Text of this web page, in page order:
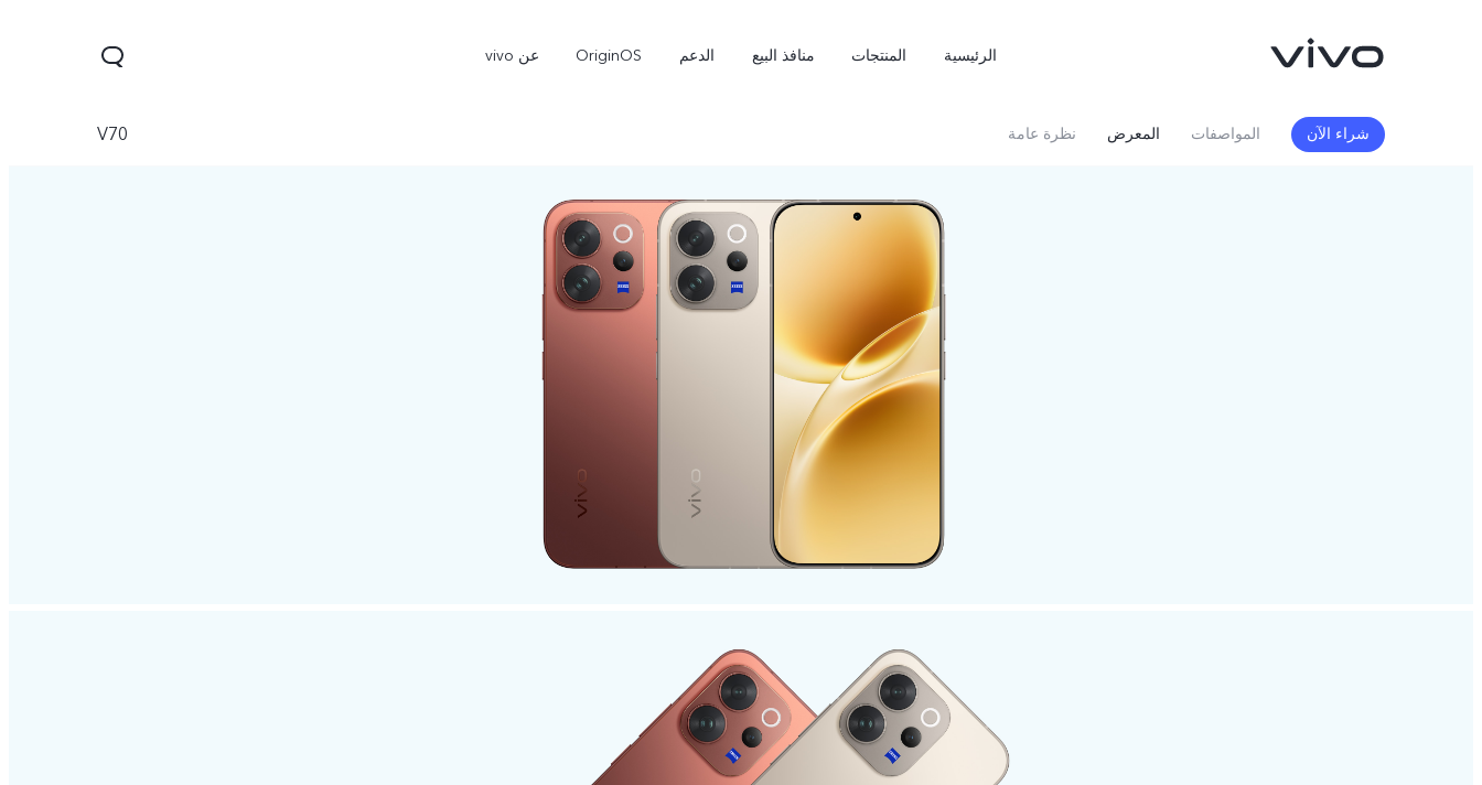
الرئيسية المنتجات منافذ البيع الدعم OriginOS عن vivo
X300 Ultra جديد X300 Pro
V70 نظرة عامة المعرض المواصفات شراء الآن